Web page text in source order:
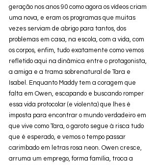
geração nos anos 90 como agora os vídeos criam
uma nova, e eram os programas que muitas
vezes serviam de abrigo para tantos, dos
problemas em casa, na escola, com a vida, com
os corpos, enfim, tudo exatamente como vemos
refletido aqui na dinâmica entre o protagonista,
a amiga e a trama sobrenatural de Tara e
Isabel. Enquanto Maddy tem a coragem que
falta em Owen, escapando e buscando romper
essa vida protocolar (e violenta) que lhes é
imposta para encontrar o mundo verdadeiro em
que vive como Tara, o garoto segue à risca tudo
que é esperado, e vemos o tempo passar
carimbado em letras rosa neon. Owen cresce,
arruma um emprego, forma família, troca a